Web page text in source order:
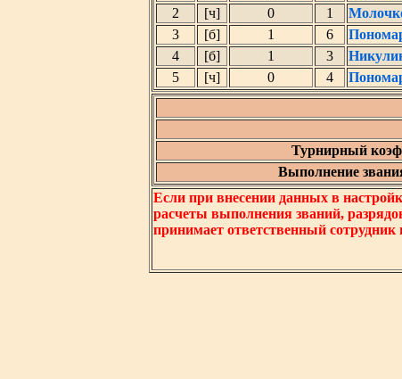
2
[ч] 0 1
3
[б] 1 6
4
[б] 1 3
5
[ч] 0 4
Турнирный
Выполнение
Если при внесении данных в
расчеты выполнения званий,
принимает ответственный